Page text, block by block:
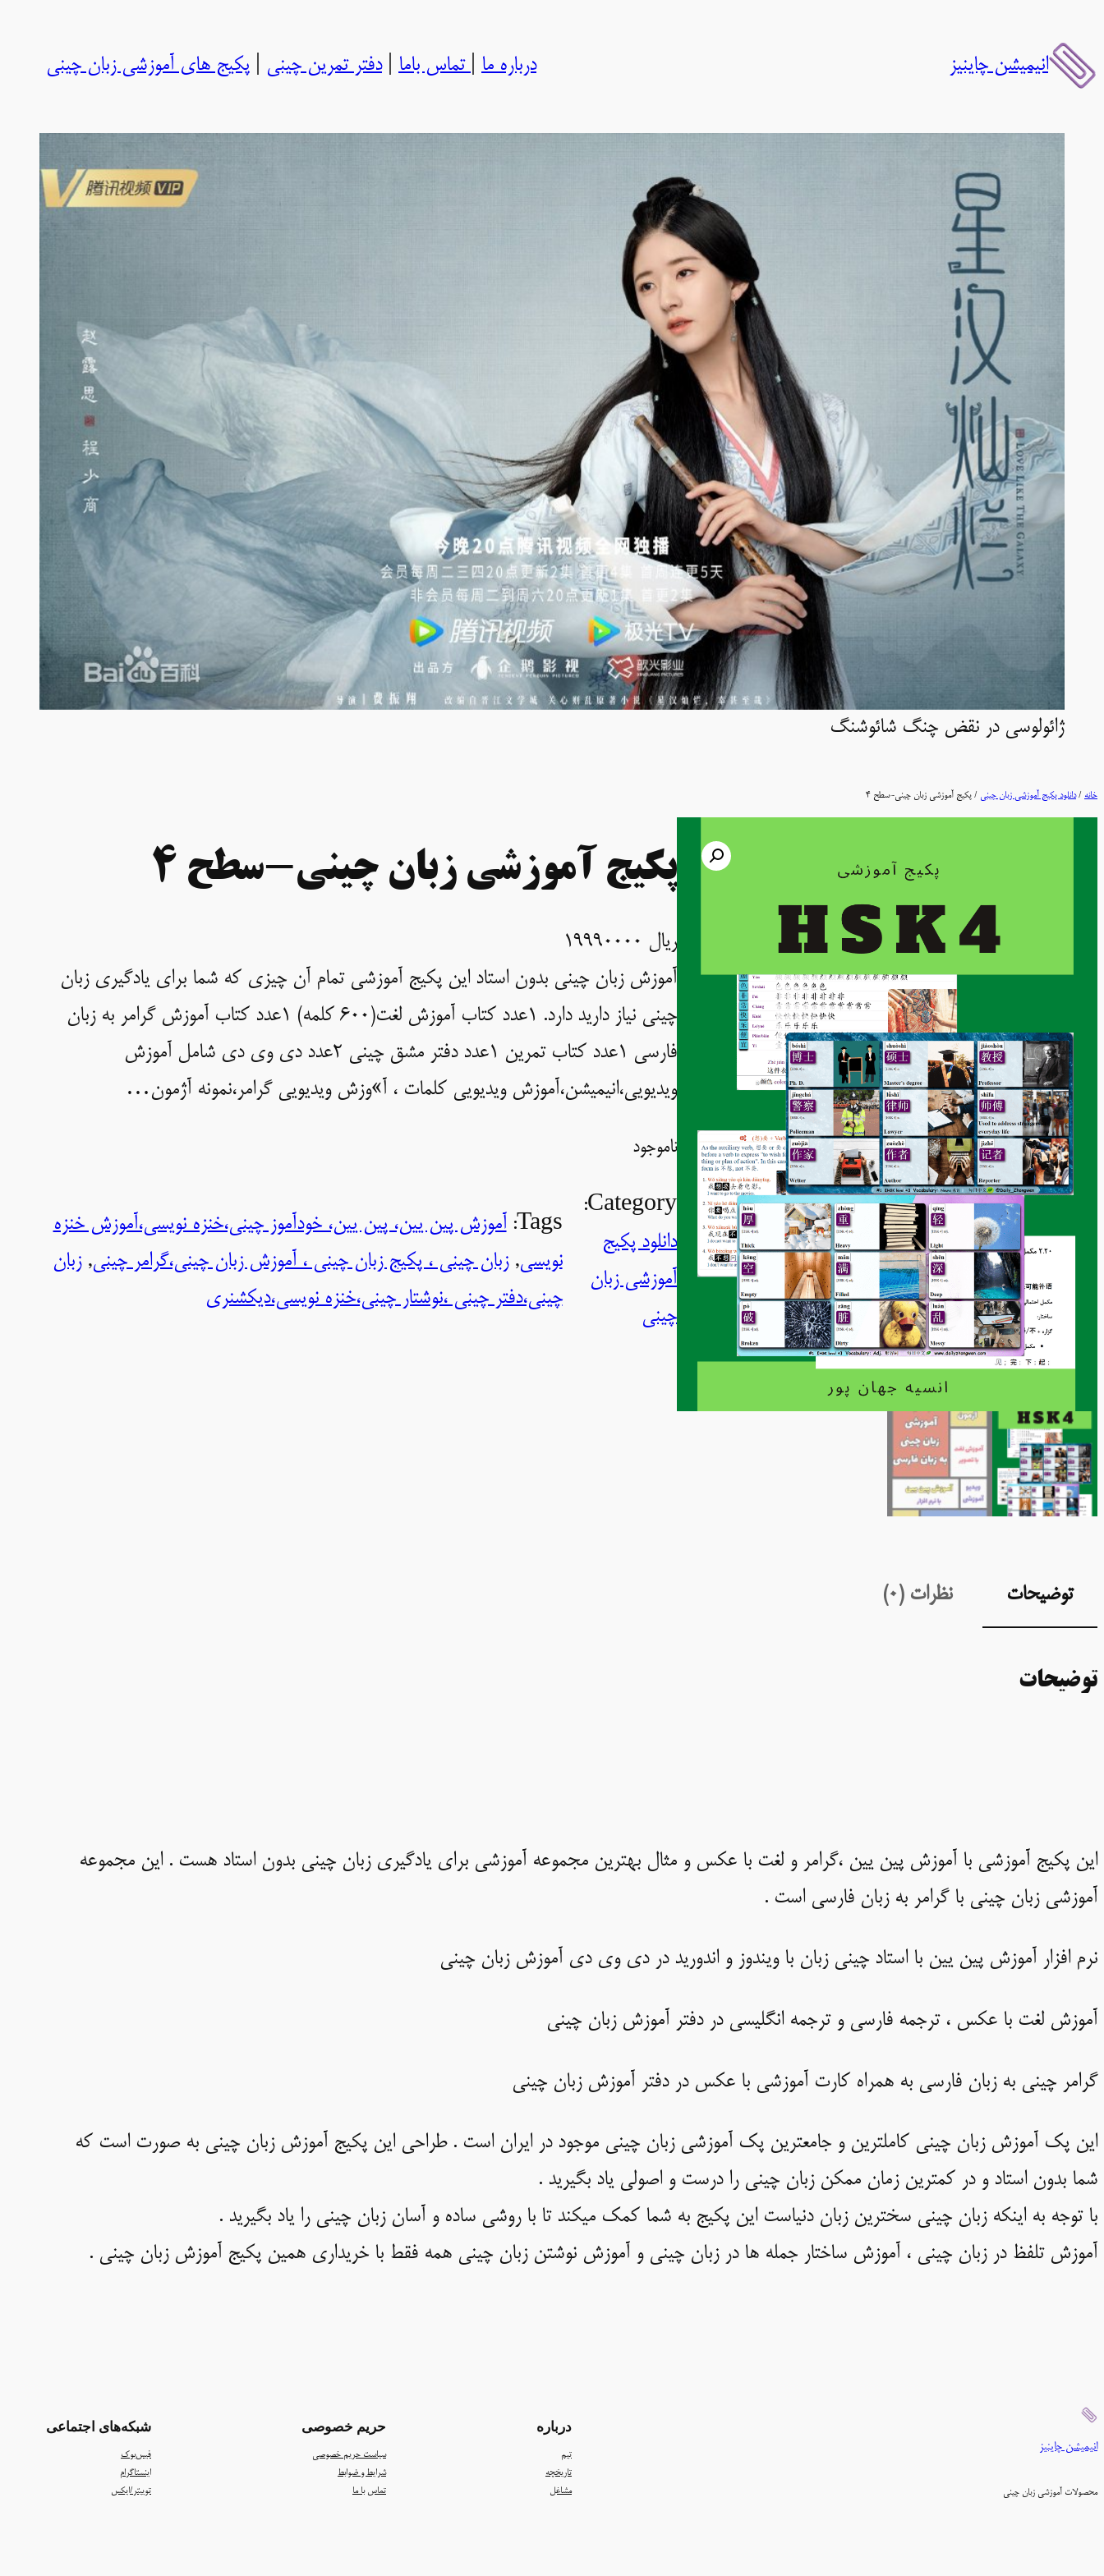
به
انیمیشن چاینیز درباره ما تماس باما |دفتر تمرین چینی پکیج های آموزشی زبان چینی
ژائولوسی در نقض چنگ شائوشنگ
خانه /دانلود پکیج آموزشی زبان چینی / پکیج آموزشی زبان چینی-سطح 4
پکیج آموزشی زبان چینی-سطح 4
ریال
آموزش زبان چینی بدون استاد این پکیج آموزشی تمام آن چیزی که شما برای یادگیری زبان
چینی نیاز دارید دارد. 1عدد کتاب آموزش لغت(600 کلمه) 1عدد کتاب آموزش گرامر به زبان
فارسی 1عدد کتاب تمرین 1عدد دفتر مشق چینی 2عدد دی وی دی شامل آموزش
ویدیویی،انیمیشن،آموزش ویدیویی کلمات ، آ»وزش ویدیویی گرامر،نمونه آژمون…
ناموجود
Category:
دانلود پکیج
آموزشی زبان
چینی
Tags: آموزش پین یین، پین یین، خودآموز چینی،خنزه نویسی،آموزش خنزه
نویسی, زبان چینی ، پکیج زبان چینی ، آموزش زبان چینی،گرامر چینی, زبان
چینی،دفتر چینی ،نوشتار چینی،خنزه نویسی،دیکشنری
توضیحات نظرات (0)
توضیحات
این پکیج آموزشی با آموزش پین یین ،گرامر و لغت با عکس و مثال بهترین مجموعه آموزشی برای یادگیری زبان چینی بدون استاد هست . این مجموعه
آموزشی زبان چینی با گرامر به زبان فارسی است .
نرم افزار آموزش پین یین با استاد چینی زبان با ویندوز و اندورید در دی وی دی آموزش زبان چینی
آموزش لغت با عکس ، ترجمه فارسی و ترجمه انگلیسی در دفتر آموزش زبان چینی
گرامر چینی به زبان فارسی به همراه کارت آموزشی با عکس در دفتر آموزش زبان چینی
این پک آموزش زبان چینی کاملترین و جامعترین پک آموزشی زبان چینی موجود در ایران است . طراحی این پکیج آموزش زبان چینی به صورت است که
شما بدون استاد و در کمترین زمان ممکن زبان چینی را درست و اصولی یاد بگیرید .
با توجه به اینکه زبان چینی سخترین زبان دنیاست این پکیج به شما کمک میکند تا با روشی ساده و آسان زبان چینی را یاد بگیرید .
آموزش تلفظ در زبان چینی ، آموزش ساختار جمله ها در زبان چینی و آموزش نوشتن زبان چینی همه فقط با خریداری همین پکیج آموزش زبان چینی .
انیمیشن چاینیز
محصولات آموزشی زبان چینی
درباره
تیم
تاریخچه
مشاغل
حریم خصوصی
سیاست حریم خصوصی
شرایط و ضوابط
تماس با ما
شبکه‌های اجتماعی
فیس‌بوک
اینستاگرام
توییتر/ایکس